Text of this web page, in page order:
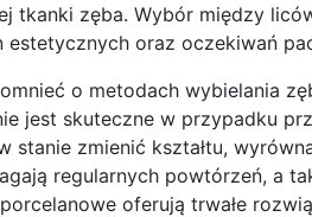
tkanki zęba. Wybór między
estetycznych oraz oczekiwań
o metodach wybielania
jest skuteczne w przypadku
stanie zmienić kształtu,
regularnych powtórzeń, a
oferują trwałe